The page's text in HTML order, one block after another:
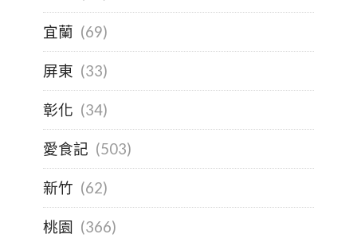
宜蘭 (69)
屏東 (33)
彰化 (34)
愛食記 (503)
新竹 (62)
桃園 (366)